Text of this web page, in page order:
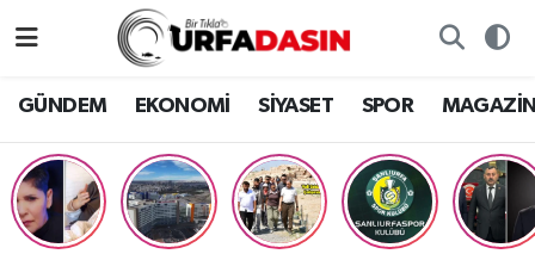
GÜNDEM EKONOMİ SİYASET SPOR
EKONOMİ
SİYASET
Gizlilik ve Güvenlik Politikası
İletişim
Nöbetçi Eczaneler
Hava Durumu
Namaz Vakitleri